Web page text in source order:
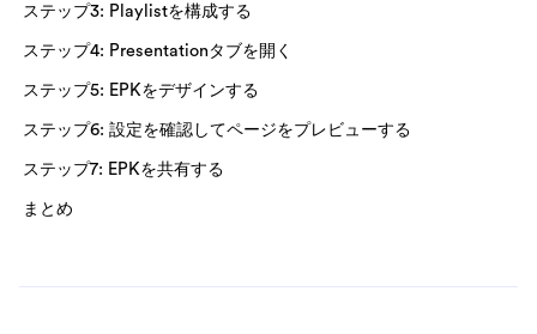
ステップ3: Playlistを構成する
ステップ4: Presentationタブを開く
ステップ5: EPKをデザインする
ステップ6: 設定を確認してページをプレビューする
ステップ7: EPKを共有する
まとめ